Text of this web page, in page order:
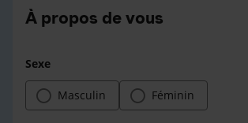
À propos de vous
Sexe
Masculin Féminin